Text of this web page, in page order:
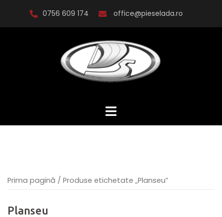
0756 609 174 office@pieselada.ro
Prima pagină / Produse etichetate „Planseu”
Planseu